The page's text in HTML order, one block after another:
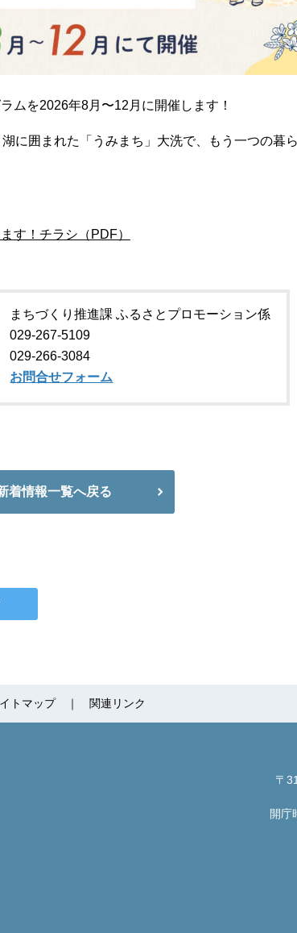
ムを2026年8月〜12月に開催します！
に囲まれた「うみまち」大洗で、もう一つの暮
す！チラシ（PDF）
まちづくり推進課 ふるさとプロモーション係
029-267-5109
029-266-3084
お問合せフォーム
着情報一覧へ戻る
トマップ 関連リンク
〒
開庁